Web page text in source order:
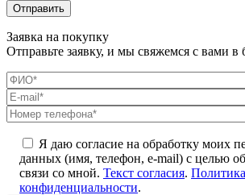
Заявка на покупку
Отправьте заявку, и мы свяжемся с вами
Я даю согласие на обработку моих
данных (имя, телефон, e-mail) с целью
связи со мной. Текст согласия. Политика
конфиденциальности.